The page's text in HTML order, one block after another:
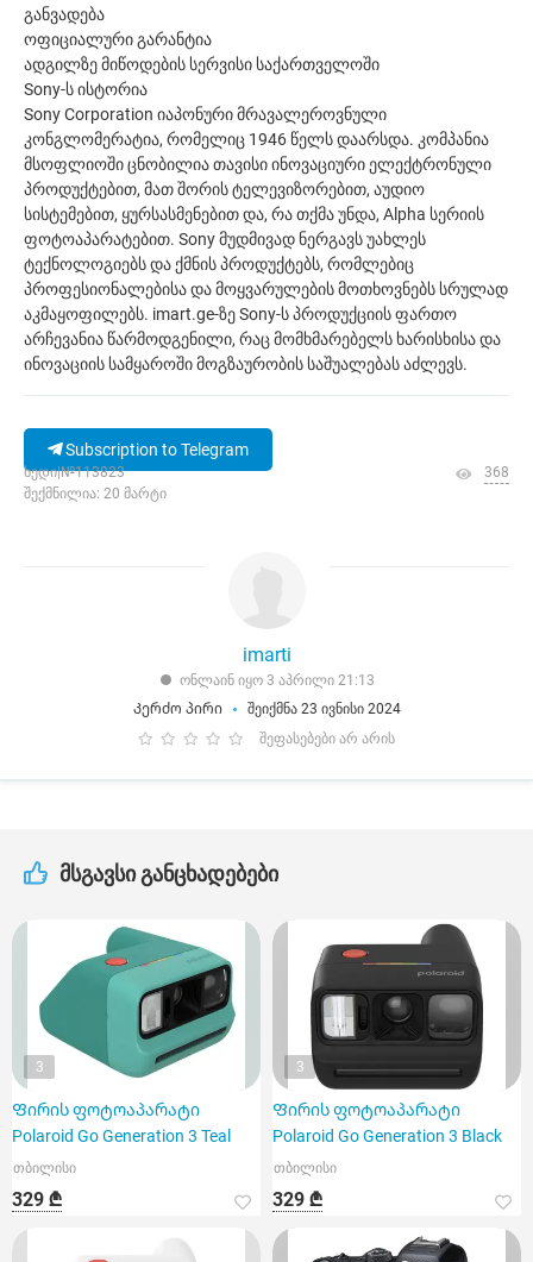
განვადება
ოფიციალური გარანტია
ადგილზე მიწოდების სერვისი საქართველოში
Sony-ს ისტორია
Sony Corporation იაპონური მრავალეროვნული
კონგლომერატია, რომელიც 1946 წელს დაარსდა. კომპანია
მსოფლიოში ცნობილია თავისი ინოვაციური ელექტრონული
პროდუქტებით, მათ შორის ტელევიზორებით, აუდიო
სისტემებით, ყურსასმენებით და, რა თქმა უნდა, Alpha სერიის
ფოტოაპარატებით. Sony მუდმივად ნერგავს უახლეს
ტექნოლოგიებს და ქმნის პროდუქტებს, რომლებიც
პროფესიონალებისა და მოყვარულების მოთხოვნებს სრულად
აკმაყოფილებს. imart.ge-ზე Sony-ს პროდუქციის ფართო
არჩევანია წარმოდგენილი, რაც მომხმარებელს ხარისხისა და
ინოვაციის სამყაროში მოგზაურობის საშუალებას აძლევს.
Subscription to Telegram
ხედი|№113823
შექმნილია: 20 მარტი
368
imarti
ონლაინ იყო 3 აპრილი 21:13
Კერძო პირი
შეიქმნა 23 ივნისი 2024
შეფასებები არ არის
მსგავსი განცხადებები
3
Ფირის ფოტოაპარატი
Polaroid Go Generation 3 Teal
თბილისი
329 ₾
3
Ფირის ფოტოაპარატი
Polaroid Go Generation 3 Black
თბილისი
329 ₾